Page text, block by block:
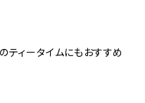
ティータイムにもおすすめ